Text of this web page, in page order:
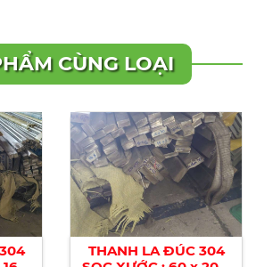
CÙNG LOẠI
THANH LA ĐÚC 304